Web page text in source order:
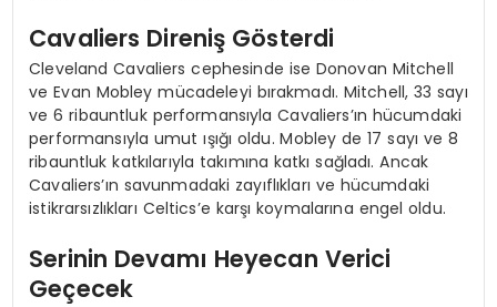
Cavaliers Direniş Gösterdi
Cleveland Cavaliers cephesinde ise Donovan Mitchell
ve Evan Mobley mücadeleyi bırakmadı. Mitchell, 33 sayı
ve 6 ribauntluk performansıyla Cavaliers’ın hücumdaki
performansıyla umut ışığı oldu. Mobley de 17 sayı ve 8
ribauntluk katkılarıyla takımına katkı sağladı. Ancak
Cavaliers’ın savunmadaki zayıflıkları ve hücumdaki
istikrarsızlıkları Celtics’e karşı koymalarına engel oldu.
Serinin Devamı Heyecan Verici
Geçecek